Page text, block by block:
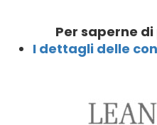
Per saperne
I dettagli delle